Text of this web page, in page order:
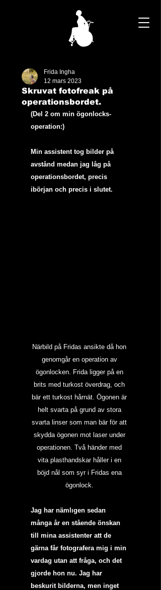
Skruvat fotofreak på
operationsbordet.
Frida Ingha
12 mars 2023
(Del 2 om min ögonlocks-
operation:)
Min assistent tog bilder på
avstånd medan jag låg på
operationsbordet, precis
ibörjan och precis i slutet.
Närbild på Fridas ansikte då hon
genomgår en operation av
ögonlocken. Frida ligger på en
brits med turkost överdrag, och
bär ett turkost hårnät. Ögonen är
helt svarta på grund av stora
svarta linser som man bär för att
skydda ögonen mot laser under
operationen. Två händer med
vita plasthandskar håller i en
böjd nål som syr i Fridas ena
ögonlock.
Jag har nämlıgen sedan
många år en stående önskan
till mina assistenter att de
gärna får fotografera mig i min
vardag utan att fråga, och det
gjorde hon nu. Jag har
beskurit bilderna, men inget